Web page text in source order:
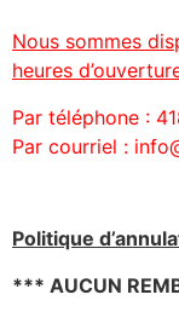
Nous sommes
heures
Par téléphone :
Par courriel :
Politique
*** AUCUN